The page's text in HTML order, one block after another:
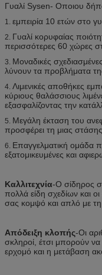
Γυαλί Sysen- Οποιου
1. εμπειρία 10 ετών στο
2. Γυαλί κορυφαίας
περισσότερες 60 χώρες
3. Μοναδικές
λύνουν τα προβλήματα
4. Λιμενικές αποθήκες
κύριους θαλάσσιους
εξασφαλίζοντας την
5. Μεγάλη έκταση του
προσφέρει τη μιας
6. Επαγγελματική ομάδα
εξατομικευμένες και
Καλλιτεχνία-Ο σίδηρος
πολλά είδη σχεδίων και
σας κομψό και απλό με
Απόδειξη κλοπής-Οι
σκληροί, έτσι μπορούν
ερχομό και η μετάβαση